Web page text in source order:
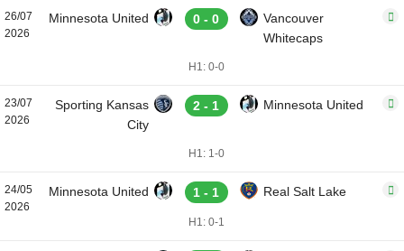
26/07
2026
Minnesota United 0 - 0
Vancouver
Whitecaps
H1: 0-0
23/07
2026
Sporting Kansas
City
2 - 1 Minnesota United
H1: 1-0
24/05
2026
Minnesota United 1 - 1 Real Salt Lake
H1: 0-1